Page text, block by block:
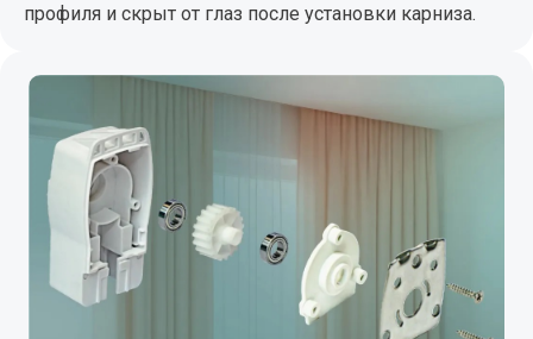
профиля и скрыт от глаз после установки карниза.